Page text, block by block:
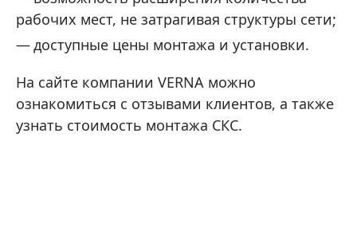
рабочих мест, не затрагивая структуры сети;
доступные цены монтажа и установки.
На сайте компании VERNA можно
ознакомиться с отзывами клиентов, а также
узнать стоимость монтажа СКС.